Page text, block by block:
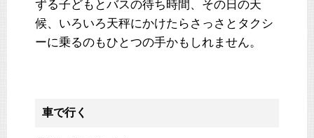
ずる子どもとバスの待ち時間、その日の天
候、いろいろ天秤にかけたらさっさとタクシ
ーに乗るのもひとつの手かもしれません。
車で行く